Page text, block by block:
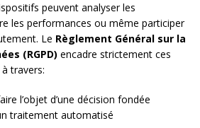
peuvent analyser les
les performances ou même participer
Le Règlement Général sur la
(RGPD) encadre strictement ces
travers:
l’objet d’une décision fondée
traitement automatisé